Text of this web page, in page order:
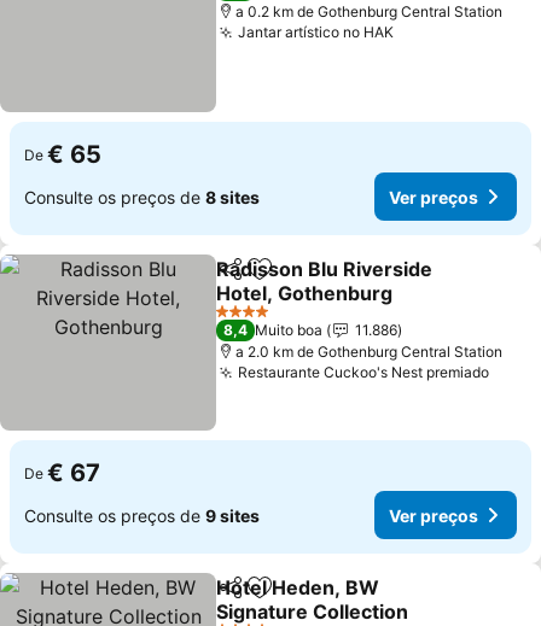
a 0.2 km de Gothenburg Central Station
Jantar artístico no HAK
De € 65
Consulte os preços de 8 sites Ver preços
PartilharAdicionar aos favoritos
Radisson Blu Riverside
Hotel, Gothenburg
4 Estrelas
8,4 Muito boa
11.886
a 2.0 km de Gothenburg Central Station
Restaurante Cuckoo's Nest premiado
De € 67
Consulte os preços de 9 sites Ver preços
PartilharAdicionar aos favoritos
Hotel Heden, BW
Signature Collection